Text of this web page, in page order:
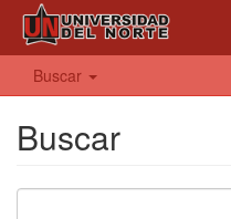
Buscar
Buscar